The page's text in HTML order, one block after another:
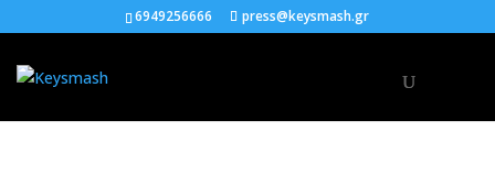
6949256666 press@keysmash.gr